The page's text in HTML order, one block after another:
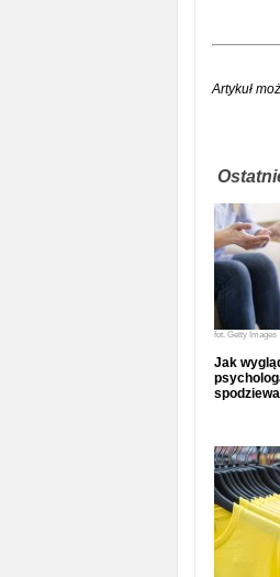
Artykuł
fot. Getty Images
Jak